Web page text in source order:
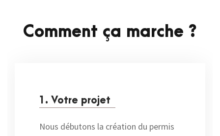
Comment ça marche ?
1. Votre projet
Nous débutons la création du permis